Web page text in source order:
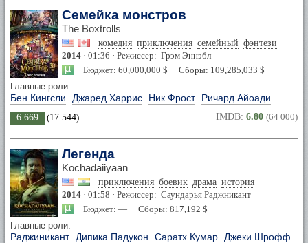
Семейка монстров
The Boxtrolls
комедия приключения семейный фэнтези
2014 · 01:36 · Режиссер: Грэм Эннэбл
Бюджет: 60,000,000 $ · Сборы: 109,285,033 $
Главные роли:
Бен Кингсли Джаред Харрис Ник Фрост Ричард Айоади
6.669 (17 544) IMDB: 6.80 (64 000)
Легенда
Kochadaiiyaan
приключения боевик драма история
2014 · 01:58 · Режиссер: Саундарья Раджникант
Бюджет: — · Сборы: 817,192 $
Главные роли:
Раджиникант Дипика Падукон Саратх Кумар Джеки Шрофф